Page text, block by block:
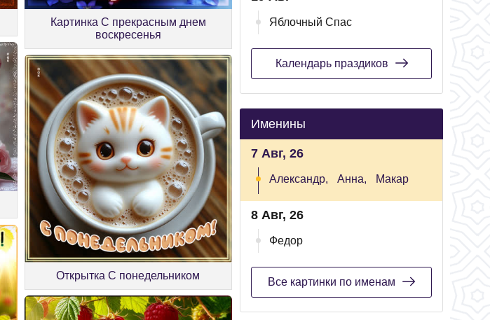
Картинка С прекрасным днем
воскресенья
Открытка С понедельником
Яблочный Спас
Календарь праздиков
Именины
7 Авг, 26
Александр, Анна, Макар
8 Авг, 26
Федор
Все картинки по именам